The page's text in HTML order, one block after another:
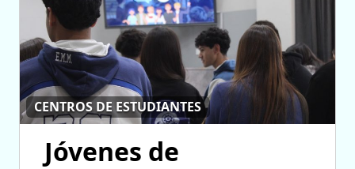
CENTROS DE ESTUDIANTES
Jóvenes de